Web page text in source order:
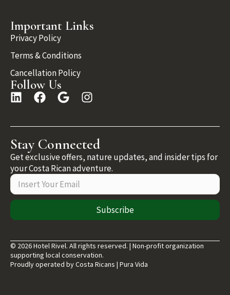
Important Links
Privacy Policy
Terms & Conditions
Cancellation Policy
Follow Us
Stay Connected
Get exclusive offers, nature updates, and insider tips for
your Costa Rican adventure.
Subscribe
© 2026 Hotel Rivel. All rights reserved. | Non-profit organization
supporting local conservation.
Proudly operated by Costa Ricans | Pura Vida